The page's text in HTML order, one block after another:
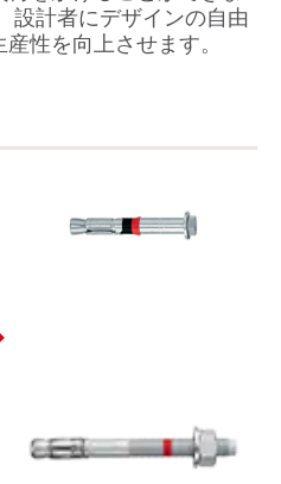
設計者にデザインの自由
性を向上させます。